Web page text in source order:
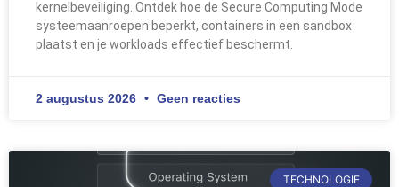
kernelbeveiliging. Ontdek hoe de Secure Computing Mode
systeemaanroepen beperkt, containers in een sandbox
plaatst en je workloads effectief beschermt.
2 augustus 2026 Geen reacties
TECHNOLOGIE